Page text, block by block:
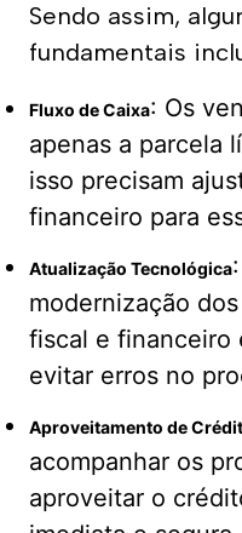
Sendo assim,
fundamentais
Fluxo de Caixa: Os
apenas a parcela
isso precisam
financeiro para
Atualização Tecnológica
modernização
fiscal e financeiro
evitar erros no
Aproveitamento de
acompanhar os
aproveitar o